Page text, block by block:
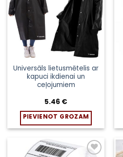
Universāls lietusmētelis ar
kapuci ikdienai un
ceļojumiem
5.46 €
PIEVIENOT GROZAM